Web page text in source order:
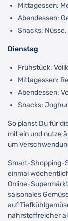
Mittagessen:
Abendessen:
Snacks:
Dienstag
Frühstück:
Mittagessen:
Abendessen:
Snacks:
So planst Du für
mit ein und nutze
um
Smart-Shopping-
einmal
Online-
saisonales
auf
nährstoffreicher